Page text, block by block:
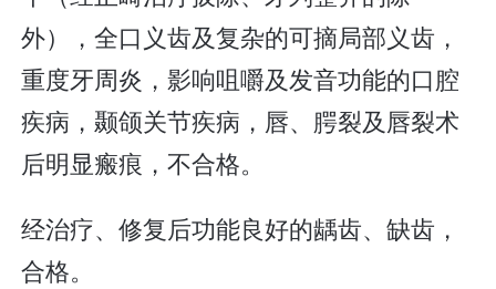
外），全口义齿及复杂的可摘局部义齿，
重度牙周炎，影响咀嚼及发音功能的口腔
疾病，颞颌关节疾病，唇、腭裂及唇裂术
后明显瘢痕，不合格。
经治疗、修复后功能良好的龋齿、缺齿，
合格。